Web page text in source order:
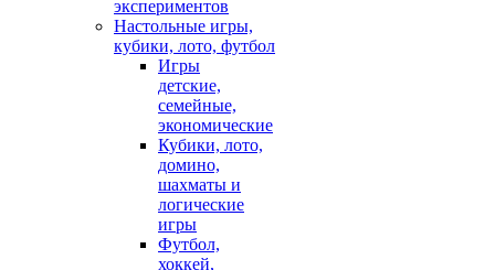
экспериментов
Настольные игры,
кубики, лото, футбол
Игры
детские,
семейные,
экономические
Кубики, лото,
домино,
шахматы и
логические
игры
Футбол,
хоккей,